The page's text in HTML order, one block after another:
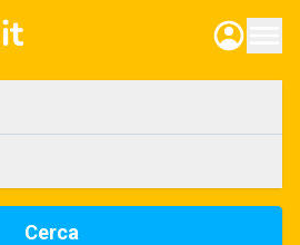
Cerca